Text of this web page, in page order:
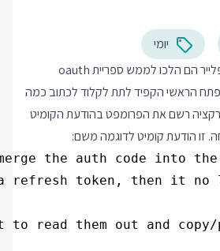
יומי
בניסוי מעניין של קלאודפלייר הם הלכו לממש ספריית oauth
הראשי הקפיד לתת לקלוד לכתוב כמה
רשם את הפרומפט בהודעת הקומיט
זו הודעת קומיט לדוגמה משם: